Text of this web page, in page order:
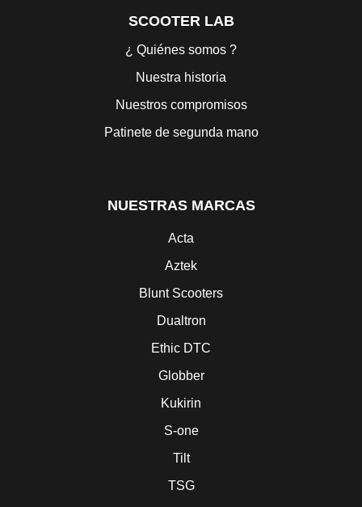
SCOOTER LAB
¿ Quiénes somos ?
Nuestra historia
Nuestros compromisos
Patinete de segunda mano
NUESTRAS MARCAS
Acta
Aztek
Blunt Scooters
Dualtron
Ethic DTC
Globber
Kukirin
S-one
Tilt
TSG